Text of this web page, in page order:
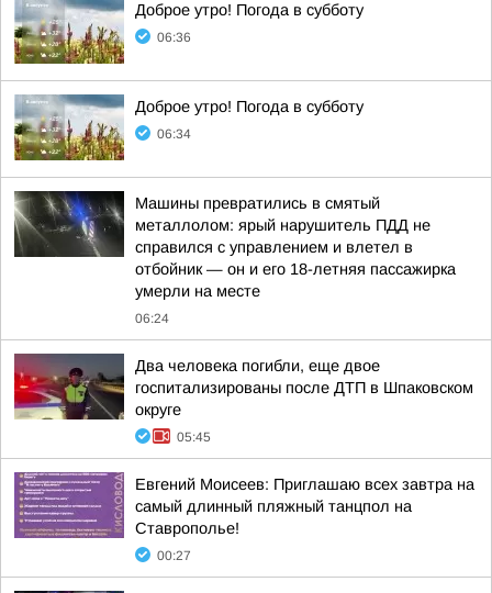
Доброе утро! Погода в субботу
06:36
Доброе утро! Погода в субботу
06:34
Машины превратились в смятый
металлолом: ярый нарушитель ПДД не
справился с управлением и влетел в
отбойник — он и его 18-летняя пассажирка
умерли на месте
06:24
Два человека погибли, еще двое
госпитализированы после ДТП в Шпаковском
округе
05:45
Евгений Моисеев: Приглашаю всех завтра на
самый длинный пляжный танцпол на
Ставрополье!
00:27